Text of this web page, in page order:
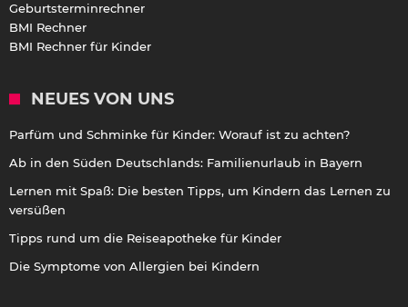
Geburtsterminrechner
BMI Rechner
BMI Rechner für Kinder
NEUES VON UNS
Parfüm und Schminke für Kinder: Worauf ist zu achten?
Ab in den Süden Deutschlands: Familienurlaub in Bayern
Lernen mit Spaß: Die besten Tipps, um Kindern das Lernen zu
versüßen
Tipps rund um die Reiseapotheke für Kinder
Die Symptome von Allergien bei Kindern